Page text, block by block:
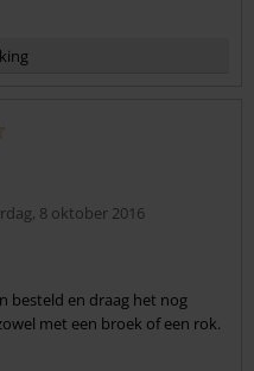
8 oktober 2016
besteld en draag het nog
met een broek of een rok.